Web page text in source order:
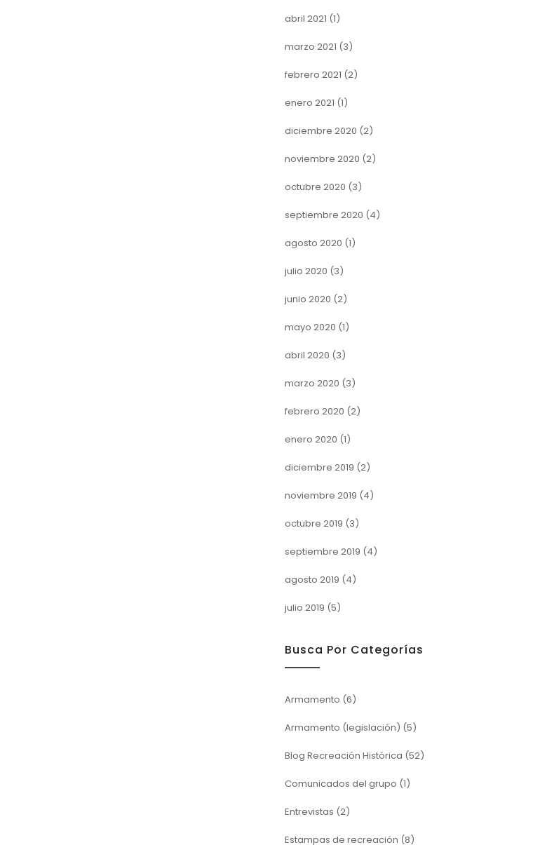
abril 2021 (1)
marzo 2021 (3)
febrero 2021 (2)
enero 2021 (1)
diciembre 2020 (2)
noviembre 2020 (2)
octubre 2020 (3)
septiembre 2020 (4)
agosto 2020 (1)
julio 2020 (3)
junio 2020 (2)
mayo 2020 (1)
abril 2020 (3)
marzo 2020 (3)
febrero 2020 (2)
enero 2020 (1)
diciembre 2019 (2)
noviembre 2019 (4)
octubre 2019 (3)
septiembre 2019 (4)
agosto 2019 (4)
julio 2019 (5)
Busca Por Categorías
Armamento (6)
Armamento (legislación) (5)
Blog Recreación Histórica (52)
Comunicados del grupo (1)
Entrevistas (2)
Estampas de recreación (8)